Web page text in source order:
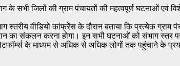
के सभी जिलों की ग्राम पंचायतों की महत्वपूर्ण घटनाओं एवं
वीडियो कांफ्रेंस के दौरान बताया कि प्रत्येक ग्राम
का संकलन करना होगा। इन सभी घटनाओं को संभाग
के माध्यम से अधिक से अधिक लोगों तक पहुंचाने के